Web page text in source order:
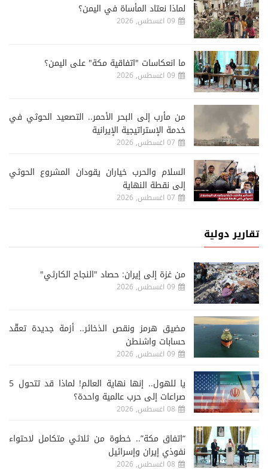
لماذا نعتاد المأساة في اليمن؟
09 اغسطس, 2026
ما انعكاسات "اتفاقية مكة" على اليمن؟
09 اغسطس, 2026
من مأرب إلى البحر الأحمر.. التصعيد الحوثي في
خدمة الإستراتيجية الإيرانية
07 اغسطس, 2026
السلام والحرب خياران يقودان المشروع الحوثي
إلى نقطة النهاية
07 اغسطس, 2026
تقارير دولية
من غزة إلى إيران: حصاد "النجاح الكارثي"
09 اغسطس, 2026
مضيق هرمز ونقص الذخائر.. أزمة جديدة تعقّد
حسابات واشنطن
09 اغسطس, 2026
يا للهول.. إنها نهاية العالم! لماذا قد تتحول 5
صراعات إلى حرب عالمية واحدة؟
08 اغسطس, 2026
“اتفاق مكة”.. خطوة من ثلاثي متكامل لاحتواء
نفوذي إيران وإسرائيل
08 اغسطس, 2026